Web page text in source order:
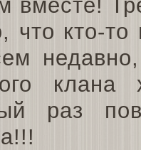
вместе!
что кто-то
раз